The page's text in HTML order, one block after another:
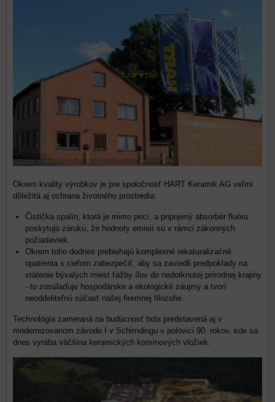
Okrem kvality výrobkov je pre spoločnosť HART Keramik AG veľmi
dôležitá aj ochrana životného prostredia:
Čistička spalín, ktorá je mimo pecí, a pripojený absorbér fluóru
poskytujú záruku, že hodnoty emisií sú v rámci zákonných
požiadaviek.
Okrem toho dodnes prebiehajú komplexné rekaturalizačné
opatrenia s cieľom zabezpečiť, aby sa zaviedli predpoklady na
vrátenie bývalých miest ťažby ílov do nedotknutej prírodnej krajiny
- to zosúlaďuje hospodárske a ekologické záujmy a tvorí
neoddeliteľnú súčasť našej firemnej filozofie.
Technológia zameraná na budúcnosť bola predstavená aj v
modernizovanom závode I v Schirndingu v polovici 90. rokov, kde sa
dnes vyrába väčšina keramických komínových vložiek.